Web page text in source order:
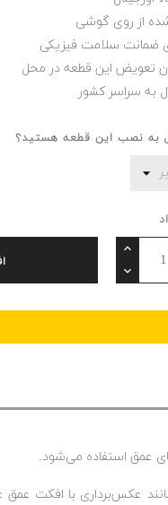
شده از روی گوشی
ضمانت سلامت فیزیکی
تعویض این قطعه در محل
به سراسر کشور
به نصب این قطعه هستید؟
عکس‌برداری با افکت عمق